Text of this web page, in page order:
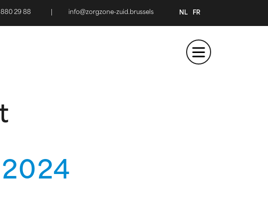
880 29 88 info@zorgzone-zuid.brussels NL FR